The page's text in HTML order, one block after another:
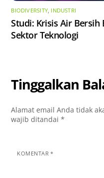
BIODIVERSITY, INDUSTRI
Studi: Krisis Air
Sektor Teknologi
Tinggalkan
Alamat email Anda tidak
wajib ditandai*
KOMENTAR*